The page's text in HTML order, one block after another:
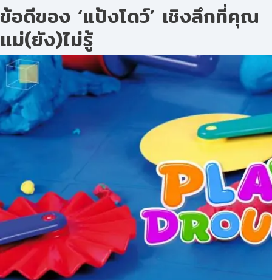
ข้อดีของ ‘แป้งโดว์’ เชิงลึกที่คุณ
แม่(ยัง)ไม่รู้